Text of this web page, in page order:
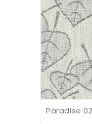
Paradise